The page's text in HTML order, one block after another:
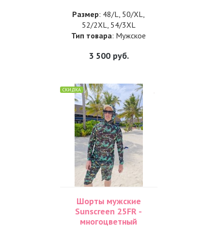
Размер: 48/L, 50/XL,
52/2XL, 54/3XL
Тип товара: Мужское
3 500руб.
СКИДКА
Шорты мужские
Sunscreen 25FR -
многоцветный